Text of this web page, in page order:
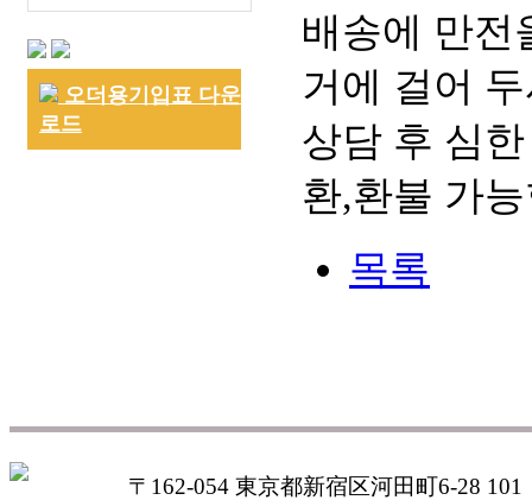
오더용기입표 다운
로드
배송에 만전
거에 걸어
상담 후 심
환,환불 가
목록
〒162-054 東京都新宿区河田町6-28 101